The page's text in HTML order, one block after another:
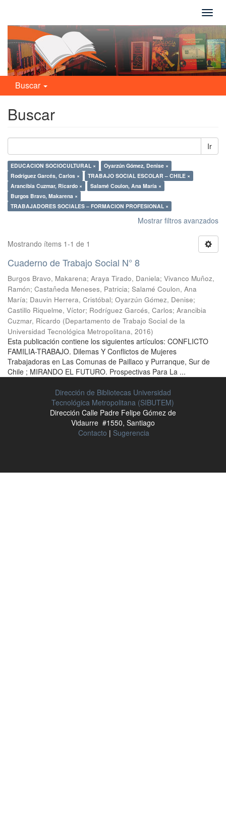
Buscar
Buscar
Ir
EDUCACION SOCIOCULTURAL ×
Oyarzún Gómez, Denise ×
Rodríguez Garcés, Carlos ×
TRABAJO SOCIAL ESCOLAR – CHILE ×
Arancibia Cuzmar, Ricardo ×
Salamé Coulon, Ana María ×
Burgos Bravo, Makarena ×
TRABAJADORES SOCIALES – FORMACION PROFESIONAL ×
Mostrar filtros avanzados
Mostrando ítems 1-1 de 1
Cuaderno de Trabajo Social N° 8
Burgos Bravo, Makarena; Araya Tirado, Daniela; Vivanco Muñoz,
Ramón; Castañeda Meneses, Patricia; Salamé Coulon, Ana
María; Dauvin Herrera, Cristóbal; Oyarzún Gómez, Denise;
Castillo Riquelme, Víctor; Rodríguez Garcés, Carlos; Arancibia
Cuzmar, Ricardo (Departamento de Trabajo Social de la
Universidad Tecnológica Metropolitana, 2016)
Esta publicación contiene los siguientes artículos: CONFLICTO
FAMILIA-TRABAJO. Dilemas Y Conflictos de Mujeres
Trabajadoras en Las Comunas de Paillaco y Purranque, Sur de
Chile ; MIRANDO EL FUTURO. Prospectivas Para La ...
Dirección de Bibliotecas Universidad
Tecnológica Metropolitana (SIBUTEM)
Dirección Calle Padre Felipe Gómez de
Vidaurre #1550, Santiago
Contacto | Sugerencia